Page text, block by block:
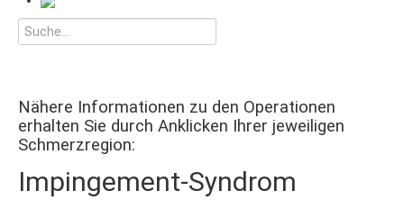
Nähere Informationen zu den Operationen
erhalten Sie durch Anklicken Ihrer jeweiligen
Schmerzregion:
Impingement-Syndrom